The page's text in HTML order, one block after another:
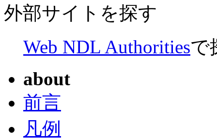
外部サイトを探す
Web NDL Authoritiesで
about
前言
凡例